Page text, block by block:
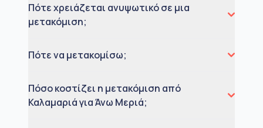
Πότε χρειάζεται ανυψωτικό σε μια
μετακόμιση;
Πότε να μετακομίσω;
Πόσο κοστίζει η μετακόμιση από
Καλαμαριά για Άνω Μεριά;